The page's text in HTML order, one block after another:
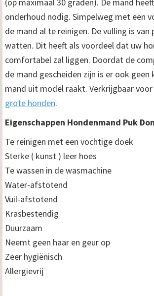
onderhoud nodig. Simpelweg met een
de mand al te reinigen. De vulling is van
watten. Dit heeft als voordeel dat uw
comfortabel zal liggen. Doordat de
de mand gescheiden zijn is er ook geen
mand uit model raakt. Verkrijgbaar
grote honden.
Eigenschappen Hondenmand Puk
Te reinigen met een vochtige doek
Sterke ( kunst ) leer hoes
Te wassen in de wasmachine
Water-afstotend
Vuil-afstotend
Krasbestendig
Duurzaam
Neemt geen haar en geur op
Zeer hygiënisch
Allergievrij